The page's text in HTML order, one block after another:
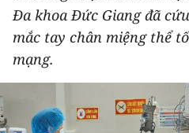
PHÁP LUẬT
DU LỊCH
THẾ GIỚI
THỂ THAO
Đa khoa Đức Giang đã
mắc tay chân miệng thể
mạng.